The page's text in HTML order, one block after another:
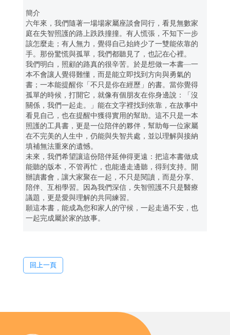
簡介
六年來，我們隨著一場場家屬座談會同行，看見無數家
庭在失智照護的路上跌跌撞撞。有人慌張，不知下一步
該怎麼走；有人無力，覺得自己始終少了一雙能依靠的
手。那份驚慌與孤單，我們都聽見了，也記在心裡。
我們明白，照顧的路真的很辛苦。於是想做一本書—一
本不會讓人覺得難懂，而是能立即找到方向與勇氣的
書；一本能提醒你「不只是你在經歷」的書。當你覺得
孤單的時候，打開它，就像有個朋友在你身邊說：「沒
關係，我們一起走。」能在文字裡找到依靠，在故事中
看見自己，也在提醒中獲得實用的幫助。這不只是一本
照護的工具書，更是一位陪伴的夥伴，幫助每一位家屬
在不完美的人生中，仍能與失智共處，並以理解與接納
填補無法重來的遺憾。
未來，我們希望讓這份陪伴延伸得更遠：把這本書做成
能聽的版本，不管再忙，也能邊走邊聽，得到支持。開
辦讀書會，讓大家聚在一起，不只是閱讀，而是分享、
陪伴、互相學習。因為我們深信，失智照護不只是醫療
議題，更是愛與理解的共同練習。
願這本書，能成為您和家人的守候，一起走過不安，也
一起完成屬於家的故事。
回上一頁